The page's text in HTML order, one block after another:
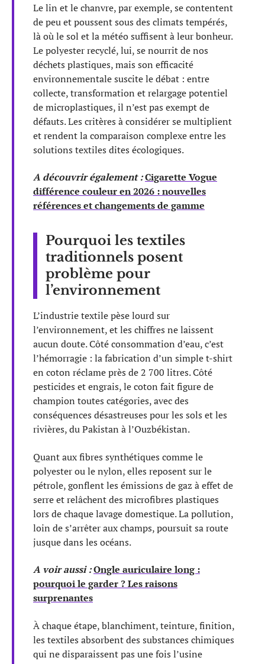
Le lin et le chanvre, par exemple, se contentent
de peu et poussent sous des climats tempérés,
là où le sol et la météo suffisent à leur bonheur.
Le polyester recyclé, lui, se nourrit de nos
déchets plastiques, mais son efficacité
environnementale suscite le débat : entre
collecte, transformation et relargage potentiel
de microplastiques, il n’est pas exempt de
défauts. Les critères à considérer se multiplient
et rendent la comparaison complexe entre les
solutions textiles dites écologiques.
A découvrir également :Cigarette Vogue
différence couleur en 2026 : nouvelles
références et changements de gamme
Pourquoi les textiles
traditionnels posent
problème pour
l’environnement
L’industrie textile pèse lourd sur
l’environnement, et les chiffres ne laissent
aucun doute. Côté consommation d’eau, c’est
l’hémorragie : la fabrication d’un simple t-shirt
en coton réclame près de 2 700 litres. Côté
pesticides et engrais, le coton fait figure de
champion toutes catégories, avec des
conséquences désastreuses pour les sols et les
rivières, du Pakistan à l’Ouzbékistan.
Quant aux fibres synthétiques comme le
polyester ou le nylon, elles reposent sur le
pétrole, gonflent les émissions de gaz à effet de
serre et relâchent des microfibres plastiques
lors de chaque lavage domestique. La pollution,
loin de s’arrêter aux champs, poursuit sa route
jusque dans les océans.
A voir aussi :Ongle auriculaire long :
pourquoi le garder ? Les raisons
surprenantes
À chaque étape, blanchiment, teinture, finition,
les textiles absorbent des substances chimiques
qui ne disparaissent pas une fois l’usine